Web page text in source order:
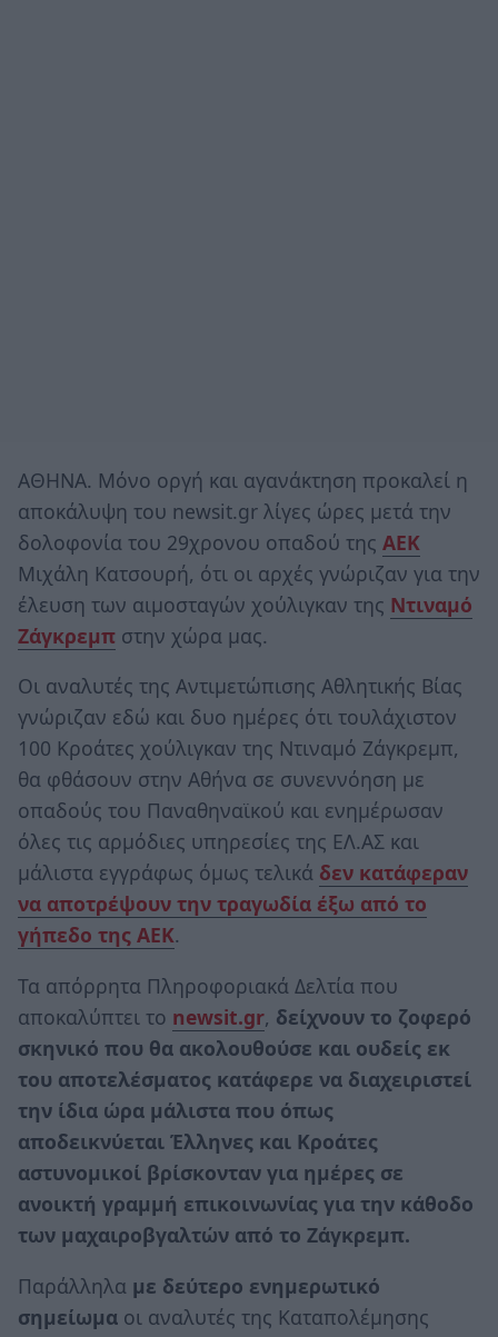
ΑΘΗΝΑ. Μόνο οργή και αγανάκτηση προκαλεί η
αποκάλυψη του newsit.gr λίγες ώρες μετά την
δολοφονία του 29χρονου οπαδού της ΑΕΚ
Μιχάλη Κατσουρή, ότι οι αρχές γνώριζαν για την
έλευση των αιμοσταγών χούλιγκαν της Ντιναμό
Ζάγκρεμπ στην χώρα μας.
Οι αναλυτές της Αντιμετώπισης Αθλητικής Βίας
γνώριζαν εδώ και δυο ημέρες ότι τουλάχιστον
100 Κροάτες χούλιγκαν της Ντιναμό Ζάγκρεμπ,
θα φθάσουν στην Αθήνα σε συνεννόηση με
οπαδούς του Παναθηναϊκού και ενημέρωσαν
όλες τις αρμόδιες υπηρεσίες της ΕΛ.ΑΣ και
μάλιστα εγγράφως όμως τελικά δεν κατάφεραν
να αποτρέψουν την τραγωδία έξω από το
γήπεδο της ΑΕΚ.
Τα απόρρητα Πληροφοριακά Δελτία που
αποκαλύπτει το newsit.gr, δείχνουν το ζοφερό
σκηνικό που θα ακολουθούσε και ουδείς εκ
του αποτελέσματος κατάφερε να διαχειριστεί
την ίδια ώρα μάλιστα που όπως
αποδεικνύεται Έλληνες και Κροάτες
αστυνομικοί βρίσκονταν για ημέρες σε
ανοικτή γραμμή επικοινωνίας για την κάθοδο
των μαχαιροβγαλτών από το Ζάγκρεμπ.
Παράλληλα με δεύτερο ενημερωτικό
σημείωμα οι αναλυτές της Καταπολέμησης